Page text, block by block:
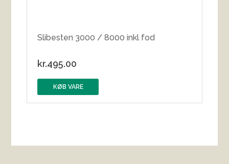
Slibesten 3000 / 8000 inkl fod
kr.495.00
KØB VARE